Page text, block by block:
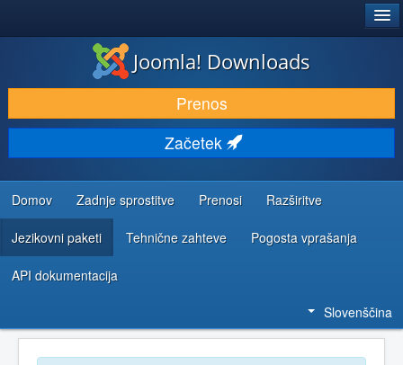
PRENESI IN RAZŠIRI
ODKRIJTE & IZVEJTE
SKUPNOST IN PODPORA
VIRI ZA RAZVIJALCE
Joomla! Downloads
Prenos
Začetek
Domov Zadnje sprostitve Prenosi Razširitve
Jezikovni paketi Tehnične zahteve Pogosta vprašanja
API dokumentacija
Slovenščina